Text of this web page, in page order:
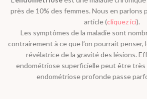
près de 10% des femmes. Nous en parlons
article (cliquez ici).
Les symptômes de la maladie sont
contrairement à ce que l’on pourrait penser,
révélatrice de la gravité des lésions.
endométriose superficielle peut être
endométriose profonde passe